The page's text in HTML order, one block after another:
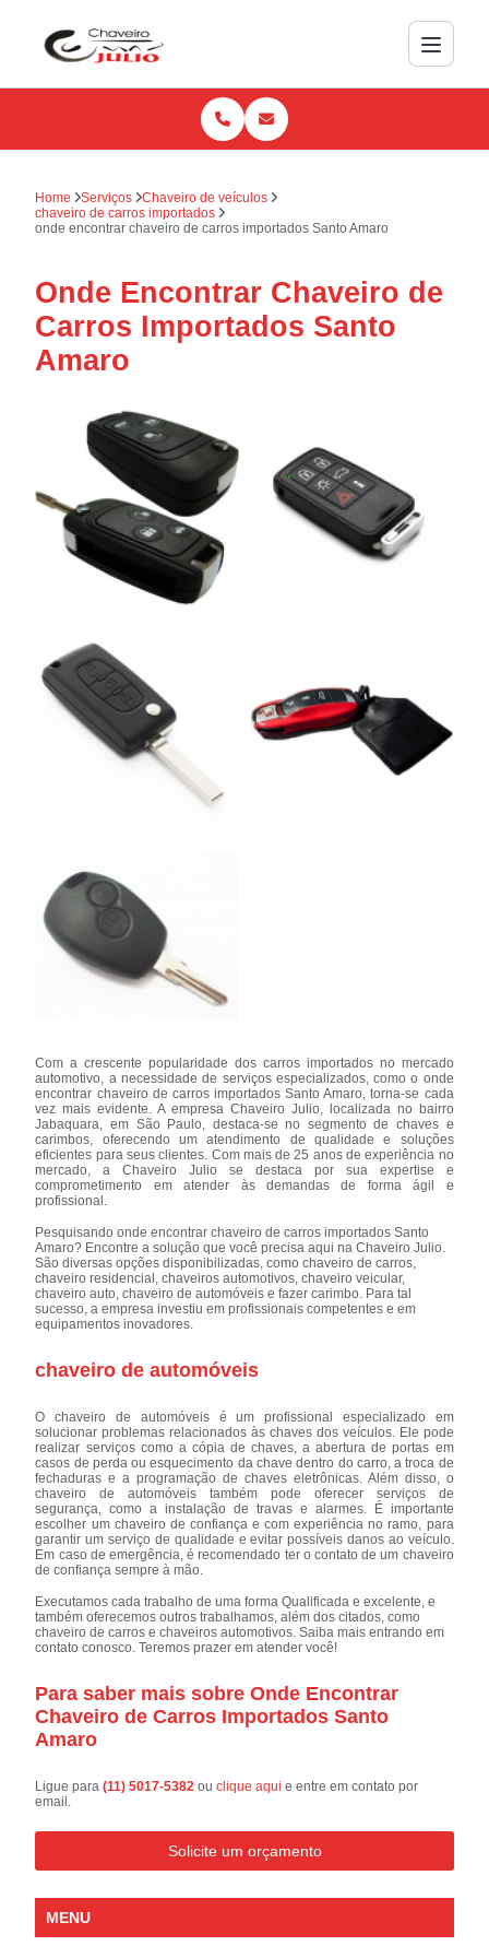
Home Serviços
Chaveiro de veículos
chaveiro de carros importados
onde encontrar chaveiro de carros importados Santo Amaro
Onde Encontrar Chaveiro de
Carros Importados Santo
Amaro
Com a crescente popularidade dos carros importados no mercado
automotivo, a necessidade de serviços especializados, como o onde
encontrar chaveiro de carros importados Santo Amaro, torna-se cada
vez mais evidente. A empresa Chaveiro Julio, localizada no bairro
Jabaquara, em São Paulo, destaca-se no segmento de chaves e
carimbos, oferecendo um atendimento de qualidade e soluções
eficientes para seus clientes. Com mais de 25 anos de experiência no
mercado, a Chaveiro Julio se destaca por sua expertise e
comprometimento em atender às demandas de forma ágil e
profissional.
Pesquisando onde encontrar chaveiro de carros importados Santo
Amaro? Encontre a solução que você precisa aqui na Chaveiro Julio.
São diversas opções disponibilizadas, como chaveiro de carros,
chaveiro residencial, chaveiros automotivos, chaveiro veicular,
chaveiro auto, chaveiro de automóveis e fazer carimbo. Para tal
sucesso, a empresa investiu em profissionais competentes e em
equipamentos inovadores.
chaveiro de automóveis
O chaveiro de automóveis é um profissional especializado em
solucionar problemas relacionados às chaves dos veículos. Ele pode
realizar serviços como a cópia de chaves, a abertura de portas em
casos de perda ou esquecimento da chave dentro do carro, a troca de
fechaduras e a programação de chaves eletrônicas. Além disso, o
chaveiro de automóveis também pode oferecer serviços de
segurança, como a instalação de travas e alarmes. É importante
escolher um chaveiro de confiança e com experiência no ramo, para
garantir um serviço de qualidade e evitar possíveis danos ao veículo.
Em caso de emergência, é recomendado ter o contato de um chaveiro
de confiança sempre à mão.
Executamos cada trabalho de uma forma Qualificada e excelente, e
também oferecemos outros trabalhamos, além dos citados, como
chaveiro de carros e chaveiros automotivos. Saiba mais entrando em
contato conosco. Teremos prazer em atender você!
Para saber mais sobre Onde Encontrar
Chaveiro de Carros Importados Santo
Amaro
Ligue para(11) 5017-5382ouclique aqui e entre em contato por
email.
Solicite um orçamento
MENU